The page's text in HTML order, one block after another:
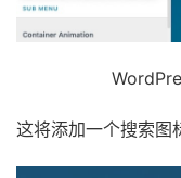
这将添加一个搜索图